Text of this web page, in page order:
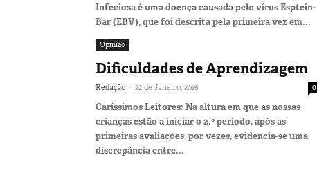
Infeciosa é uma doença causada pelo vírus Esptein-
Bar (EBV), que foi descrita pela primeira vez em...
Opinião
Dificuldades de Aprendizagem
Redação - 22 de Janeiro, 2016 0
Caríssimos Leitores: Na altura em que as nossas
crianças estão a iniciar o 2.º período, após as
primeiras avaliações, por vezes, evidencia-se uma
discrepância entre...